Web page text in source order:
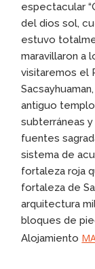
espectacular
del dios sol,
estuvo
maravillaron a
visitaremos el
antiguo
subterráneas
fuentes
sistema de
fortaleza roja
fortaleza de
arquitectura
bloques de
Alojamiento